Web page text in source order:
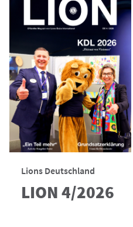
Lions Deutschland
LION 4/2026